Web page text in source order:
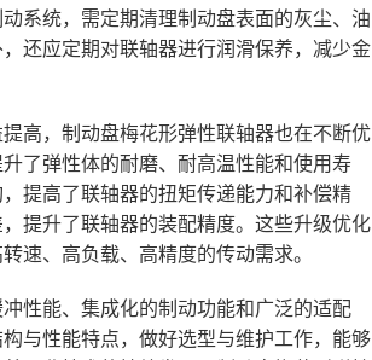
系统，需定期清理制动盘表面的灰尘、油
还应定期对联轴器进行润滑保养，减少金
高，制动盘梅花形弹性联轴器也在不断优
了弹性体的耐磨、耐高温性能和使用寿
提高了联轴器的扭矩传递能力和补偿精
提升了联轴器的装配精度。这些升级优化
速、高负载、高精度的传动需求。
性能、集成化的制动功能和广泛的适配
与性能特点，做好选型与维护工作，能够